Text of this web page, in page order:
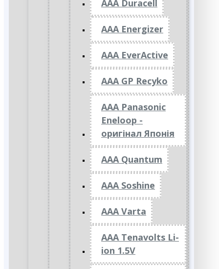
AAA Duracell
AAA Energizer
AAA EverActive
AAA GP Recyko
AAA Panasonic
Eneloop -
оригінал Японія
AAA Quantum
AAA Soshine
AAA Varta
AAA Tenavolts Li-
ion 1.5V